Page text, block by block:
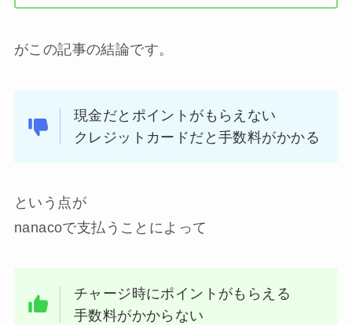
がこの記事の結論です。
現金だとポイントがもらえない
クレジットカードだと手数料がかかる
という点が
nanacoで支払うことによって
チャージ時にポイントがもらえる
手数料がかからない